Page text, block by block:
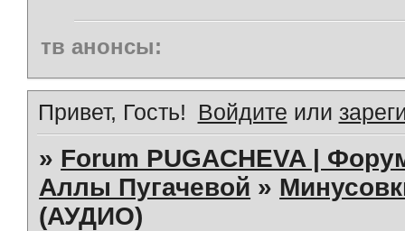
тв анонсы:
Привет, Гость! Войдите или
» Forum PUGACHEVA |
Аллы Пугачевой »
(АУДИО)